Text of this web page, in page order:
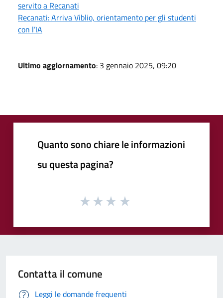
servito a Recanati
Recanati: Arriva Viblio, orientamento per gli studenti
con l’IA
Ultimo aggiornamento: 3 gennaio 2025, 09:20
Quanto sono chiare le informazioni
su questa pagina?
Contatta il comune
Leggi le domande frequenti